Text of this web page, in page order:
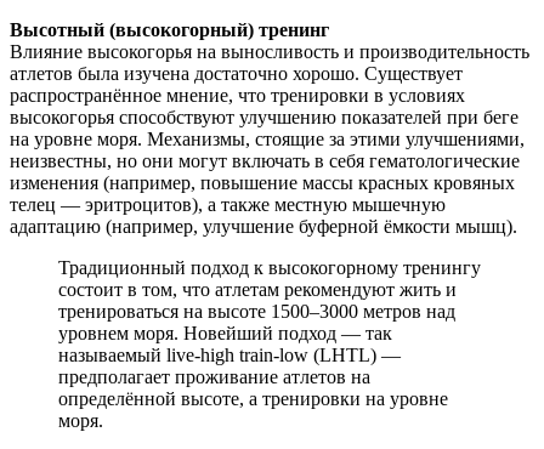
Высотный (высокогорный) тренинг
Влияние высокогорья на выносливость и производительность
атлетов была изучена достаточно хорошо. Существует
распространённое мнение, что тренировки в условиях
высокогорья способствуют улучшению показателей при беге
на уровне моря. Механизмы, стоящие за этими улучшениями,
неизвестны, но они могут включать в себя гематологические
изменения (например, повышение массы красных кровяных
телец — эритроцитов), а также местную мышечную
адаптацию (например, улучшение буферной ёмкости мышц).
Традиционный подход к высокогорному тренингу
состоит в том, что атлетам рекомендуют жить и
тренироваться на высоте 1500–3000 метров над
уровнем моря. Новейший подход — так
называемый live-high train-low (LHTL) —
предполагает проживание атлетов на
определённой высоте, а тренировки на уровне
моря.